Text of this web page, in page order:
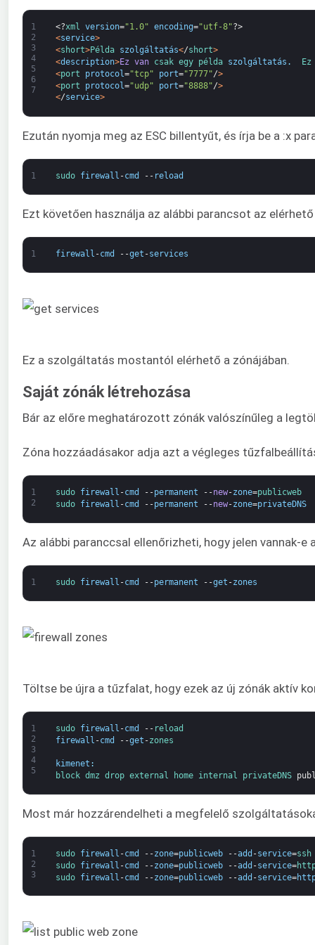
1
2
3
4
5
6
7
<?xml version="1.0" encoding="utf-8"?>
<service>
<short>Példa szolgáltatás</short>
<description>Ez van csak egy példa szolgáltatás .
<port protocol ="tcp" port="7777"/>
<port protocol ="udp" port="8888"/>
</service>
Ezután nyomja meg az ESC billentyűt, és írja be a :x
1 sudo firewall -cmd -- reload
Ezt követően használja az alábbi parancsot az
1 firewall -cmd --get -services
Ez a szolgáltatás mostantól elérhető a zónájában.
Saját zónák létrehozása
Bár az előre meghatározott zónák valószínűleg a
Zóna hozzáadásakor adja azt a végleges
1
2
sudo firewall -cmd --permanent --new-zone=publicweb
sudo firewall -cmd --permanent --new-zone=privateDNS
Az alábbi paranccsal ellenőrizheti, hogy jelen vannak-e
1 sudo firewall -cmd --permanent --get -zones
Töltse be újra a tűzfalat, hogy ezek az új zónák aktív
1
2
3
4
5
sudo firewall -cmd -- reload
firewall -cmd --get -zones
kimenet :
block dmz drop external home internal privateDNS
Most már hozzárendelheti a megfelelő
1
2
3
sudo firewall -cmd --zone=publicweb --add -service=ssh
sudo firewall -cmd --zone=publicweb --add -service=
sudo firewall -cmd --zone=publicweb --add -service=